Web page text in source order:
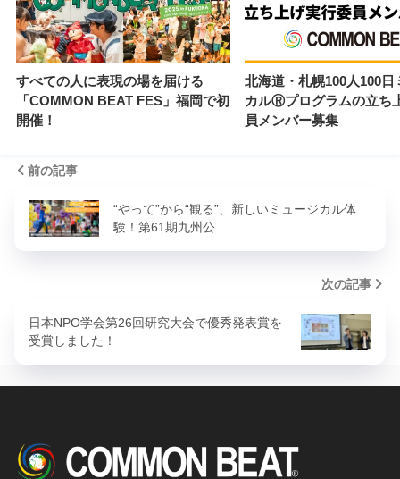
すべての人に表現の場を届ける
「COMMON BEAT FES」福岡で初
開催！
北海道・札幌100人100日
カルⓇプログラムの立ち
員メンバー募集
前の記事
“やって”から“観る”、新しいミュージカル体
験！第61期九州公…
次の記事
日本NPO学会第26回研究大会で優秀発表賞を
受賞しました！